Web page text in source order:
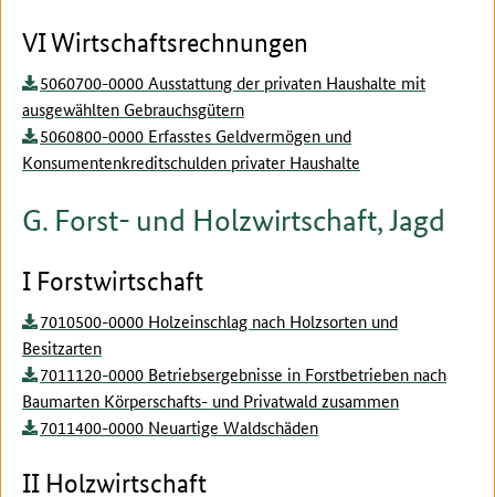
VI Wirtschaftsrechnungen
5060700-0000 Ausstattung der privaten Haushalte mit
ausgewählten Gebrauchsgütern
5060800-0000 Erfasstes Geldvermögen und
Konsumentenkreditschulden privater Haushalte
G. Forst- und Holzwirtschaft, Jagd
I Forstwirtschaft
7010500-0000 Holzeinschlag nach Holzsorten und
Besitzarten
7011120-0000 Betriebsergebnisse in Forstbetrieben nach
Baumarten Körperschafts- und Privatwald zusammen
7011400-0000 Neuartige Waldschäden
II Holzwirtschaft